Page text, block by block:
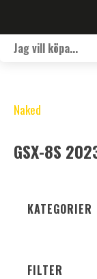
Naked
GSX-8S
KATEGORIER
FILTER